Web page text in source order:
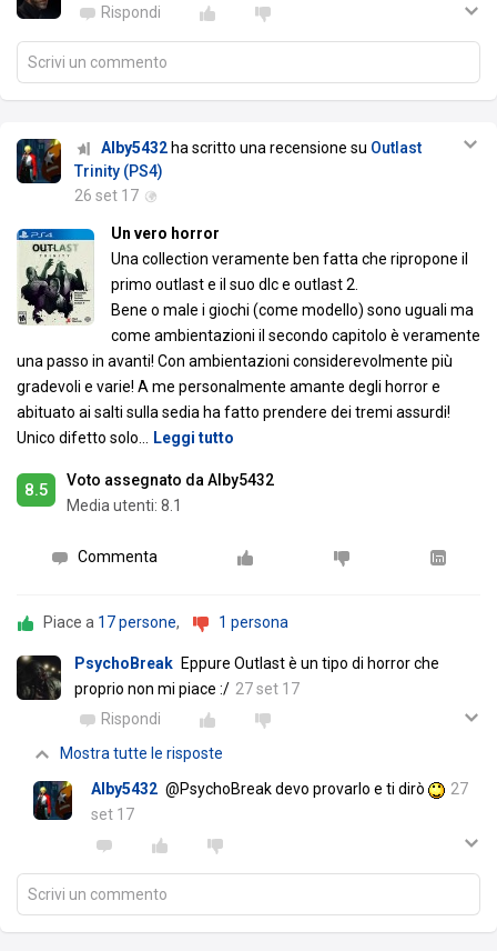
Rispondi
Scrivi un commento
Alby5432 ha scritto una recensione su Outlast
Trinity (PS4)
26 set 17
Un vero horror
Una collection veramente ben fatta che ripropone il
primo outlast e il suo dlc e outlast 2.
Bene o male i giochi (come modello) sono uguali ma
come ambientazioni il secondo capitolo è veramente
una passo in avanti! Con ambientazioni considerevolmente più
gradevoli e varie! A me personalmente amante degli horror e
abituato ai salti sulla sedia ha fatto prendere dei tremi assurdi!
Unico difetto solo… Leggi tutto
8.5
Voto assegnato da Alby5432
Media utenti: 8.1
Commenta
Piace a 17 persone, 1 persona
PsychoBreak Eppure Outlast è un tipo di horror che
proprio non mi piace :/ 27 set 17
Rispondi
Mostra tutte le risposte
Alby5432 @PsychoBreak devo provarlo e ti dirò
27
set 17
Scrivi un commento